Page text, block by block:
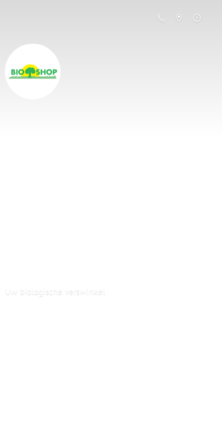
Uw biologische verswinkel